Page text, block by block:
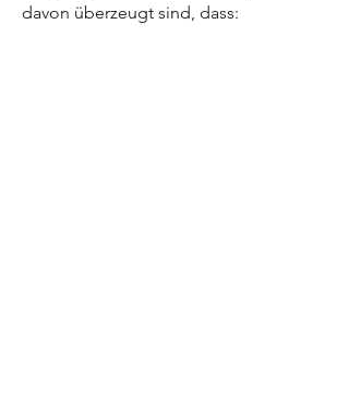
davon überzeugt sind, dass: